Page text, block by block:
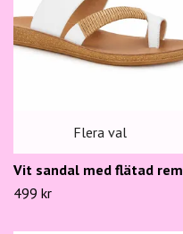
Flera val
Vit sandal med flätad rem
499 kr